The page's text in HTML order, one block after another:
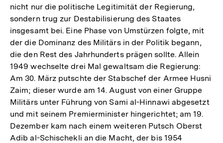
nicht nur die politische Legitimität der Regierung,
sondern trug zur Destabilisierung des Staates
insgesamt bei. Eine Phase von Umstürzen folgte, mit
der die Dominanz des Militärs in der Politik begann,
die den Rest des Jahrhunderts prägen sollte. Allein
1949 wechselte drei Mal gewaltsam die Regierung:
Am 30. März putschte der Stabschef der Armee Husni
Zaim; dieser wurde am 14. August von einer Gruppe
Militärs unter Führung von Sami al-Hinnawi abgesetzt
und mit seinem Premierminister hingerichtet; am 19.
Dezember kam nach einem weiteren Putsch Oberst
Adib al-Schischekli an die Macht, der bis 1954